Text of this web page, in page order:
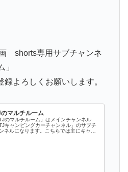
shorts専用サブチャンネ
」
よろしくお願いします。
マルチルーム
TJのマルチルーム」はメインチャンネル
TJキャンピングカーチャンネル」のサブチ
ネルになります。こちらでは主にキャン